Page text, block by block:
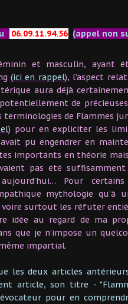
06.09.11.94.56 (appel non
et masculin, ayant
(ici en rappel), l’aspect
aura déjà
de
terminologies de Flammes
) pour en expliciter les
avait pu engendrer en
importants en théorie
pas été
Pour
mythologie qu’à
surtout les réfuter
idée au regard de ma
que je n’impose un
impartial.
les deux articles
article, son titre -
évocateur pour en